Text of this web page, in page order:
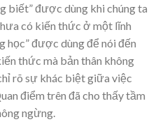
biết” được dùng khi chúng ta
có kiến thức ở một lĩnh
học” được dùng để nói đến
thức mà bản thân không
rõ sự khác biệt giữa việc
điểm trên đã cho thấy tầm
ngừng.